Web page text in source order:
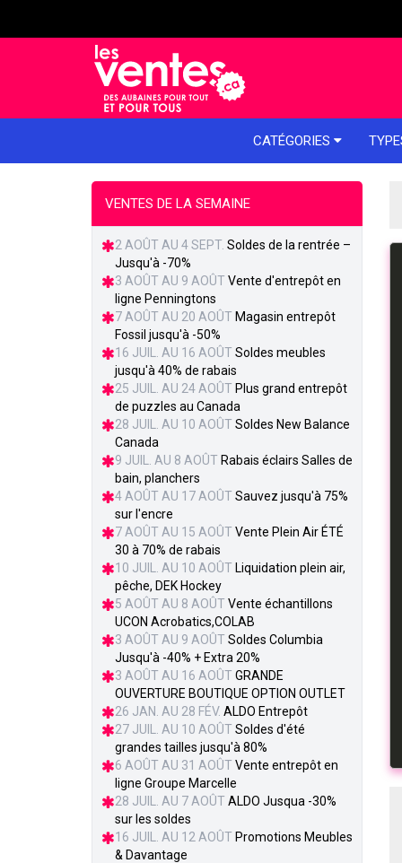
CATÉGORIES
VENTES DE LA SEMAINE
2 AOÛT AU 4 SEPT. Soldes de la rentrée –
Jusqu'à -70%
3 AOÛT AU 9 AOÛT Vente d'entrepôt en
ligne Penningtons
7 AOÛT AU 20 AOÛT Magasin entrepôt
Fossil jusqu'à -50%
16 JUIL. AU 16 AOÛT Soldes meubles
jusqu'à 40% de rabais
25 JUIL. AU 24 AOÛT Plus grand entrepôt
de puzzles au Canada
28 JUIL. AU 10 AOÛT Soldes New Balance
Canada
9 JUIL. AU 8 AOÛT Rabais éclairs Salles de
bain, planchers
4 AOÛT AU 17 AOÛT Sauvez jusqu'à 75%
sur l'encre
7 AOÛT AU 15 AOÛT Vente Plein Air ÉTÉ
30 à 70% de rabais
10 JUIL. AU 10 AOÛT Liquidation plein air,
pêche, DEK Hockey
5 AOÛT AU 8 AOÛT Vente échantillons
UCON Acrobatics,COLAB
3 AOÛT AU 9 AOÛT Soldes Columbia
Jusqu'à -40% + Extra 20%
3 AOÛT AU 16 AOÛT GRANDE
OUVERTURE BOUTIQUE OPTION OUTLET
26 JAN. AU 28 FÉV. ALDO Entrepôt
27 JUIL. AU 10 AOÛT Soldes d'été
grandes tailles jusqu'à 80%
6 AOÛT AU 31 AOÛT Vente entrepôt en
ligne Groupe Marcelle
28 JUIL. AU 7 AOÛT ALDO Jusqua -30%
sur les soldes
16 JUIL. AU 12 AOÛT Promotions Meubles
& Davantage